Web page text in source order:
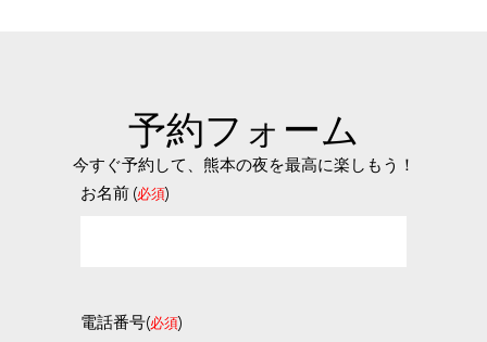
予約フォーム
今すぐ予約して、熊本の夜を最高に楽しもう！
お名前 (必須)
電話番号(必須)